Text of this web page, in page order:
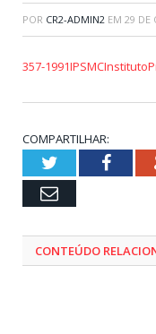
POR CR2-ADMIN2 EM 29 DE
357-
COMPARTILHAR:
Twitter
Email
CONTEÚDO